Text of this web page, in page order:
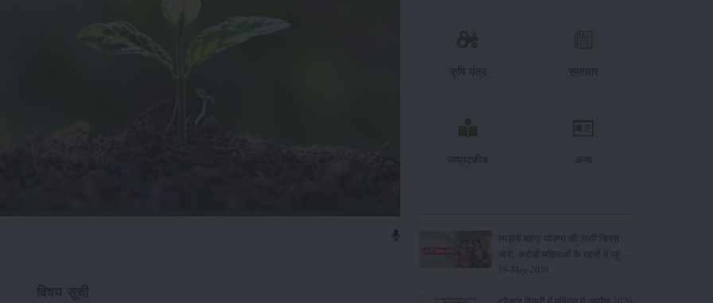
कृषि यंत्र समाचार
सम्पादकीय अन्य
लाड़ली बहना योजना की 36वीं किस्त
जारी, करोड़ों महिलाओं के खातों में पहुंचे
1500 रुपये
16-May-2026